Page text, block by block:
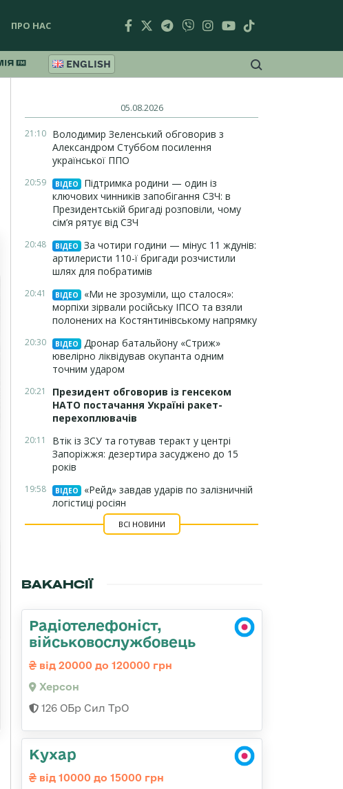
ПРО НАС
ENGLISH
05.08.2026
21:10 Володимир Зеленський обговорив з
Александром Стуббом посилення
української ППО
20:59 ВІДЕО
Підтримка родини — один із
ключових чинників запобігання СЗЧ: в
Президентській бригаді розповіли, чому
сім’я рятує від СЗЧ
20:48 ВІДЕО
За чотири години — мінус 11 ждунів:
артилеристи 110-ї бригади розчистили
шлях для побратимів
20:41 ВІДЕО
«Ми не зрозуміли, що сталося»:
морпіхи зірвали російську ІПСО та взяли
полонених на Костянтинівському напрямку
20:30 ВІДЕО
Дронар батальйону «Стриж»
ювелірно ліквідував окупанта одним
точним ударом
20:21
Президент обговорив із генсеком
НАТО постачання Україні ракет-
перехоплювачів
20:11
Втік із ЗСУ та готував теракт у центрі
Запоріжжя: дезертира засуджено до 15
років
19:58 ВІДЕО
«Рейд» завдав ударів по залізничній
логістиці росіян
ВСІ НОВИНИ
ВАКАНСІЇ
Радіотелефоніст,
військовослужбовець
від 20000 до 120000 грн
Херсон
126 ОБр Сил ТрО
Кухар
від 10000 до 15000 грн